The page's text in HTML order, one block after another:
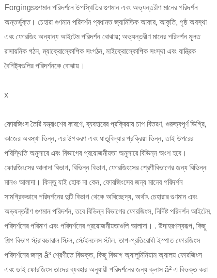
Forgingsগুণমান পরিদর্শনে উপস্থিতির গুণমান এবং অভ্যন্তরীণ মানের পরিদর্শন
অন্তর্ভুক্ত। চেহারা গুণমান পরিদর্শন প্রধানত জ্যামিতিক আকার, আকৃতি, পৃষ্ঠ অবস্থা
এবং ফোরজিং অন্যান্য আইটেম পরিদর্শন বোঝায়; অভ্যন্তরীণ মানের পরিদর্শন মূলত
রাসায়নিক গঠন, ম্যাক্রোস্কোপিক সংগঠন, মাইক্রোস্কোপিক সংস্থা এবং যান্ত্রিক
বৈশিষ্ট্যগুলির পরিদর্শনকে বোঝায়।
x
ফোরজিংস তৈরি যন্ত্রাংশের কারণে, ব্যবহারের প্রক্রিয়ায় চাপ বিতরণ, গুরুত্বপূর্ণ ডিগ্রি,
কাজের অবস্থা ভিন্ন, এর উপকরণ এবং ধাতুবিদ্যার প্রক্রিয়া ভিন্ন, তাই উপরের
পরিস্থিতি অনুসারে এবং বিভাগের প্রয়োজনীয়তা অনুসারে বিভিন্ন অংশ হবে।
ফোরজিংসের আলাদা বিভাগ, বিভিন্ন বিভাগ, ফোরজিংসের শ্রেণীবিভাগের জন্য বিভিন্ন
মানও আলাদা। কিন্তু যাই হোক না কেন, ফোরজিংসের জন্য মানের পরিদর্শন
সামগ্রিকভাবে পরিদর্শনের দুটি বিভাগ থেকে অবিচ্ছেদ্য, অর্থাৎ চেহারার গুণমান এবং
অভ্যন্তরীণ গুণমান পরিদর্শন, তবে বিভিন্ন বিভাগের ফোরজিংস, নির্দিষ্ট পরিদর্শন আইটেম,
পরিদর্শনের পরিমাণ এবং পরিদর্শনের প্রয়োজনীয়তাগুলি আলাদা। . উদাহরণস্বরূপ, কিছু
শিল্প বিভাগ স্ট্রাকচারাল স্টিল, স্টেইনলেস স্টীল, তাপ-প্রতিরোধী ইস্পাত ফোরজিংস
পরিদর্শনের জন্য â³ শ্রেণীতে বিভক্ত, কিছু বিভাগ অ্যালুমিনিয়াম অ্যালয় ফোরজিংস
এবং ডাই ফোরজিংস তাদের ব্যবহার অনুযায়ী পরিদর্শনের জন্য ক্লাস â² এ বিভক্ত করা